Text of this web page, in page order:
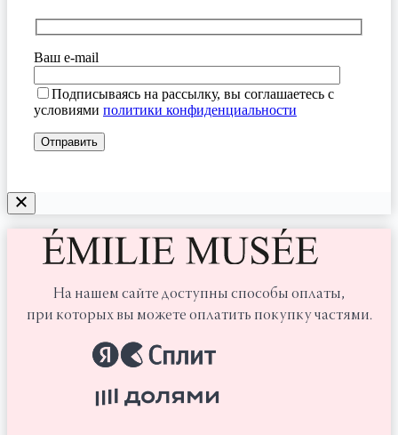
Ваш e-mail
Подписываясь на рассылку, вы соглашаетесь с
условиями политики конфиденциальности
На нашем сайте доступны способы оплаты,
при которых вы можете оплатить покупку частями.